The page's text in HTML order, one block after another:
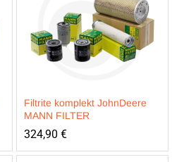
Filtrite komplekt JohnDeere
MANN FILTER
324,90 €